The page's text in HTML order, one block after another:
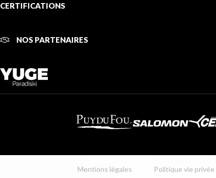
CERTIFICATIONS
NOS PARTENAIRES
Mentions légales Politique vie privée